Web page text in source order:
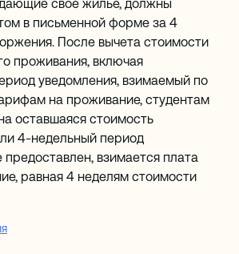
свое жилье, должны
в письменной форме за 4
После вычета стоимости
проживания, включая
уведомления, взимаемый по
на проживание, студентам
оставшаяся стоимость
4-недельный период
предоставлен, взимается плата
равная 4 неделям стоимости